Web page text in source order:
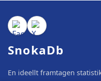
SnokaDb
En ideellt framtagen